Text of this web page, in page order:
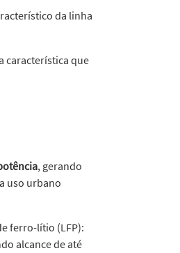
da linha
característica que
, gerando
uso urbano
ferro-lítio (LFP):
alcance de até